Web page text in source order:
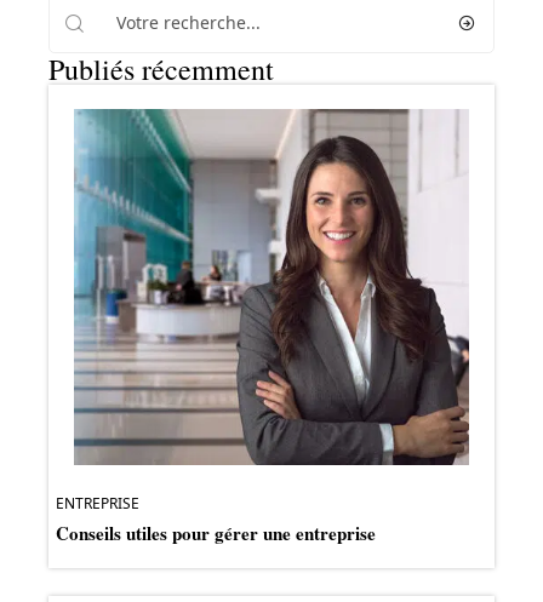
Publiés récemment
ENTREPRISE
Conseils utiles pour gérer une entreprise